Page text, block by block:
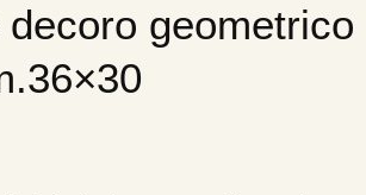
geometrico